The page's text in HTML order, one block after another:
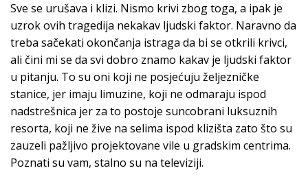
Sve se urušava i klizi. Nismo krivi zbog toga, a ipak je
uzrok ovih tragedija nekakav ljudski faktor. Naravno da
treba sačekati okončanja istraga da bi se otkrili krivci,
ali čini mi se da svi dobro znamo kakav je ljudski faktor
u pitanju. To su oni koji ne posjećuju željezničke
stanice, jer imaju limuzine, koji ne odmaraju ispod
nadstrešnica jer za to postoje suncobrani luksuznih
resorta, koji ne žive na selima ispod klizišta zato što su
zauzeli pažljivo projektovane vile u gradskim centrima.
Poznati su vam, stalno su na televiziji.